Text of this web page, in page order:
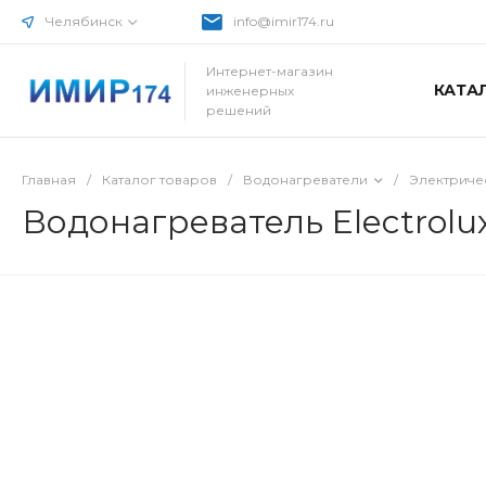
Челябинск info@imir174.ru
Интернет-магазин
инженерных
решений
Главная / Каталог товаров / Водонагреватели /
Водонагреватель